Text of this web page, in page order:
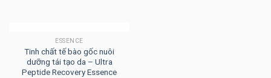
HẾT HÀNG
ESSENCE
Tinh chất tế bào gốc nuôi
dưỡng tái tạo da – Ultra
Peptide Recovery Essence